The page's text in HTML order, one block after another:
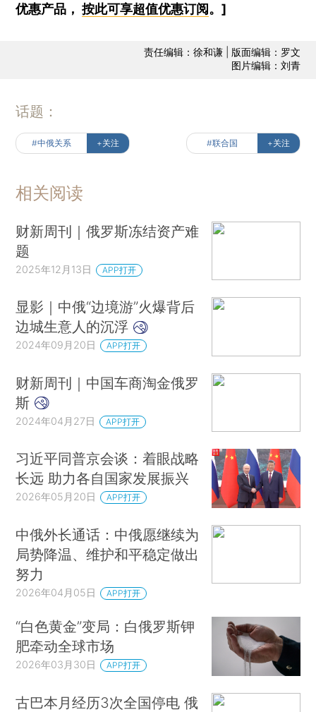
优惠产品，按此可享超值优惠订阅 。]
责任编辑：徐和谦 | 版面编辑：罗文
图片编辑：刘青
话题：
#中俄关系 +关注 #联合国 +关注
相关阅读
财新周刊｜俄罗斯冻结资产难
题
2025年12月13日 APP打开
显影｜中俄“边境游”火爆背后
边城生意人的沉浮
2024年09月20日 APP打开
财新周刊｜中国车商淘金俄罗
斯
2024年04月27日 APP打开
习近平同普京会谈：着眼战略
长远 助力各自国家发展振兴
2026年05月20日 APP打开
中俄外长通话：中俄愿继续为
局势降温、维护和平稳定做出
努力
2026年04月05日 APP打开
“白色黄金”变局：白俄罗斯钾
肥牵动全球市场
2026年03月30日 APP打开
古巴本月经历3次全国停电 俄